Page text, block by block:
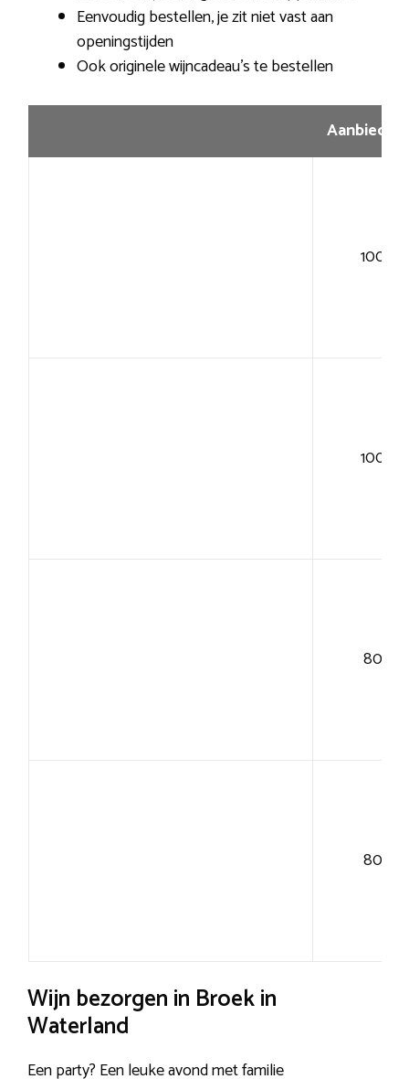
Eenvoudig bestellen, je zit niet vast aan
openingstijden
Ook originele wijncadeau’s te bestellen
100+
100+
80+
80+
Wijn bezorgen in Broek in
Waterland
Een party? Een leuke avond met familie